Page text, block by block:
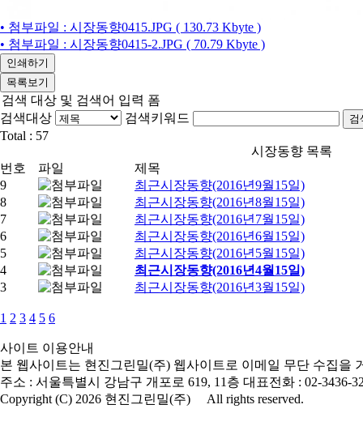
• 첨부파일 : 시장동향0415.JPG ( 130.73 Kbyte )
• 첨부파일 : 시장동향0415-2.JPG ( 70.79 Kbyte )
인쇄하기
목록보기
검색 대상 및 검색어 입력 폼
검색대상
검색키워드 검
Total : 57
시장동향 목록
번호
파일
제목
9
최근시장동향(2016년9월15일)
8
최근시장동향(2016년8월15일)
7
최근시장동향(2016년7월15일)
6
최근시장동향(2016년6월15일)
5
최근시장동향(2016년5월15일)
4
최근시장동향(2016년4월15일)
3
최근시장동향(2016년3월15일)
1 2 3 4 5 6
사이트 이용안내
본 웹사이트는 현진그린밀(주) 웹사이트로 이메일 무단 수집을
주소 : 서울특별시 강남구 개포로 619, 11층 대표전화 : 02-3436-
Copyright (C) 2026 현진그린밀(주) All rights reserved.